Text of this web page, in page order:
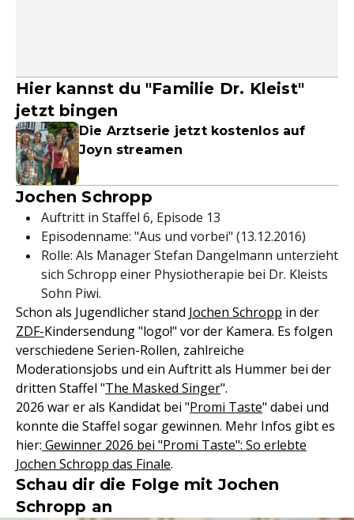
Hier kannst du "Familie Dr. Kleist"
jetzt bingen
Die Arztserie jetzt kostenlos auf
Joyn streamen
Jochen Schropp
Auftritt in Staffel 6, Episode 13
Episodenname: "Aus und vorbei" (13.12.2016)
Rolle: Als Manager Stefan Dangelmann unterzieht
sich Schropp einer Physiotherapie bei Dr. Kleists
Sohn Piwi.
Schon als Jugendlicher stand Jochen Schropp in der
ZDF-Kindersendung "logo!" vor der Kamera. Es folgen
verschiedene Serien-Rollen, zahlreiche
Moderationsjobs und ein Auftritt als Hummer bei der
dritten Staffel "The Masked Singer".
2026 war er als Kandidat bei "Promi Taste" dabei und
konnte die Staffel sogar gewinnen. Mehr Infos gibt es
hier: Gewinner 2026 bei "Promi Taste": So erlebte
Jochen Schropp das Finale.
Schau dir die Folge mit Jochen
Schropp an